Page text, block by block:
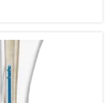
Valinnan